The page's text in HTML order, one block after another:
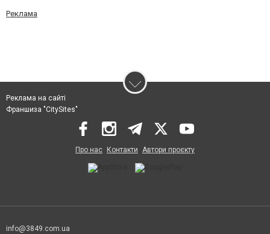
Реклама
Реклама на сайті
Франшиза "CitySites"
Про нас Контакти Автори проєкту
info@3849.com.ua